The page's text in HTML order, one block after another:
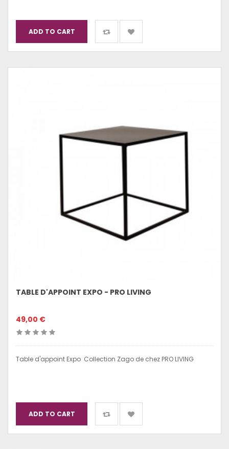
ADD TO CART
TABLE D'APPOINT EXPO - PRO LIVING
49,00 €
Table d'appoint Expo Collection Zago de chez PRO LIVING
ADD TO CART